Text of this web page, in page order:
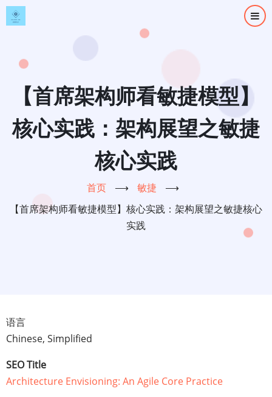
跳
转
【首席架构师看敏捷模型】
核心实践：架构展望之敏捷
核心实践
首页 ⟶ 敏捷
⟶
【首席架构师看敏捷模型】核心实践：架构展望之敏捷核心
实践
语言
Chinese, Simplified
SEO Title
Architecture Envisioning: An Agile Core Practice